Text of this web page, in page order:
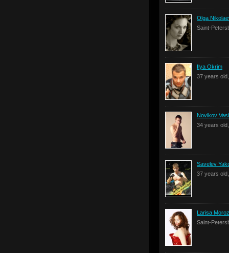
Olga
Saint-
Ilya Okrim
37 years
Novikov
34 years
Savelev
37 years
Larisa
Saint-